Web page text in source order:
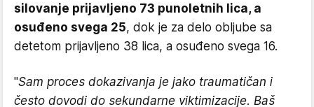
silovanje prijavljeno 73 punoletnih lica, a
osuđeno svega 25, dok je za delo obljube sa
detetom prijavljeno 38 lica, a osuđeno svega 16.
"Sam proces dokazivanja je jako traumatičan i
često dovodi do sekundarne viktimizacije. Baš